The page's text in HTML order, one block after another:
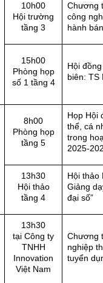
10h00
Hội trường
tầng 3
Chương
công
hành
15h00
Phòng họp
số 1 tầng 4
Hội
biên: TS
8h00
Phòng họp
tầng 5
Họp Hội
thể, cá
trong
2025-
13h30
Hội thảo
tầng 4
Hội thảo
Giảng
đại số”
13h30
tại Công ty
TNHH
Innovation
Việt Nam
Chương
nghiệp
tuyển